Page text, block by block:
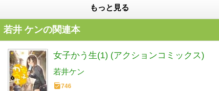
もっと見る
若井 ケンの関連本
女子かう生(1) (アクションコミックス)
若井ケン
746